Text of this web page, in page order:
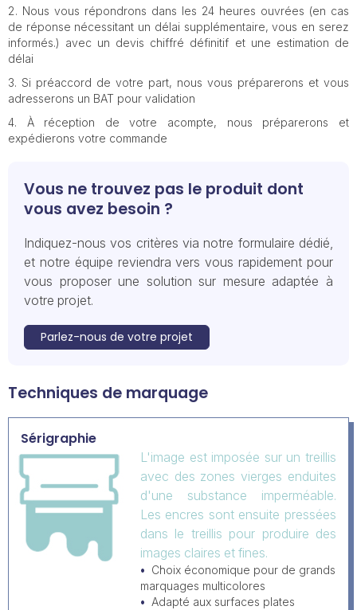
Nous vous répondrons dans les 24 heures ouvrées (en cas
de réponse nécessitant un délai supplémentaire, vous en serez
informés.) avec un devis chiffré définitif et une estimation de
délai
Si préaccord de votre part, nous vous préparerons et vous
adresserons un BAT pour validation
À réception de votre acompte, nous préparerons et
expédierons votre commande
Vous ne trouvez pas le produit dont
vous avez besoin ?
Indiquez-nous vos critères via notre formulaire dédié,
et notre équipe reviendra vers vous rapidement pour
vous proposer une solution sur mesure adaptée à
votre projet.
Parlez-nous de votre projet
Techniques de marquage
Sérigraphie
L'image est imposée sur un treillis
avec des zones vierges enduites
d'une substance imperméable.
Les encres sont ensuite pressées
dans le treillis pour produire des
images claires et fines.
Choix économique pour de grands
marquages multicolores
Adapté aux surfaces plates